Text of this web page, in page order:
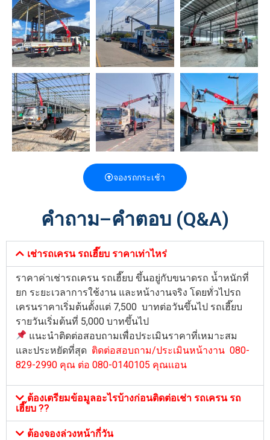
จองรถกระเช้า
คำถาม–คำตอบ (Q&A)
เช่ารถเครน รถเฮี๊ยบ ราคาเท่าไหร่
ราคาค่าเช่ารถเครน รถเฮี๊ยบ ขึ้นอยู่กับขนาดรถ น้ำหนักที่
ยก ระยะเวลาการใช้งาน และหน้างานจริง โดยทั่วไปรถ
เครนราคาเริ่มต้นตั้งแต่ 7,500 บาทต่อวันขึ้นไป รถเฮี๊ยบ
รายวันเริ่มต้นที่ 5,000 บาทขึ้นไป
แนะนำติดต่อสอบถามเพื่อประเมินราคาที่เหมาะสม
และประหยัดที่สุด ติดต่อสอบถาม/ประเมินหน้างาน 080-
829-2990 คุณ ต่อ 080-0140105 คุณเเอน
ต้องเตรียมข้อมูลอะไรบ้างก่อนติดต่อเช่า รถเครน รถ
เฮี๊ยบ ??
ต้องจองล่วงหน้ากี่วัน